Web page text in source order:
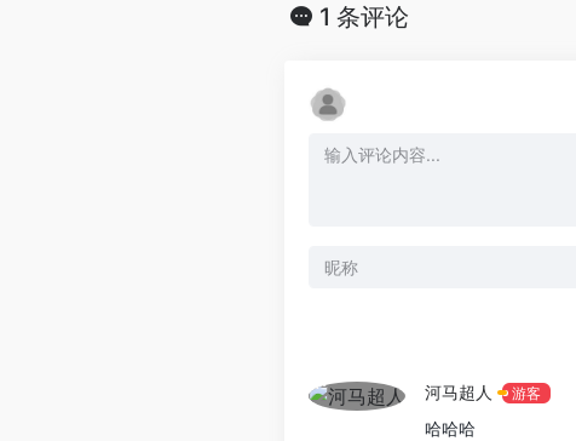
1 条评论
河马超人 游客
哈哈哈